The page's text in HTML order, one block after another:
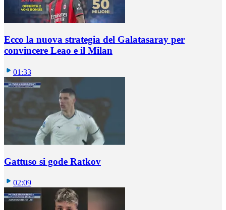
Ecco la nuova strategia del Galatasaray per
convincere Leao e il Milan
01:33
Gattuso si gode Ratkov
02:09